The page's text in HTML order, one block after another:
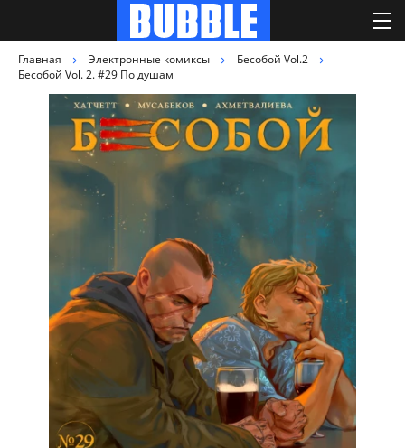
Главная Электронные комиксы
Бесобой Vol.2
Бесобой Vol. 2. #29 По душам